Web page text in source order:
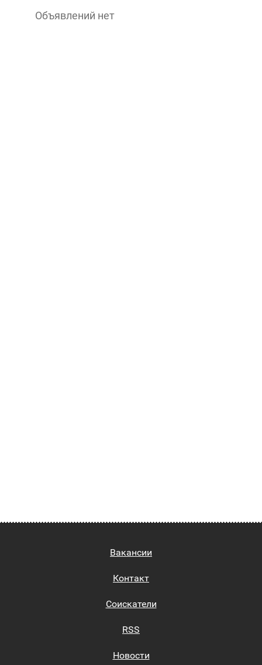
Объявлений нет
Вакансии
Контакт
Соискатели
RSS
Новости